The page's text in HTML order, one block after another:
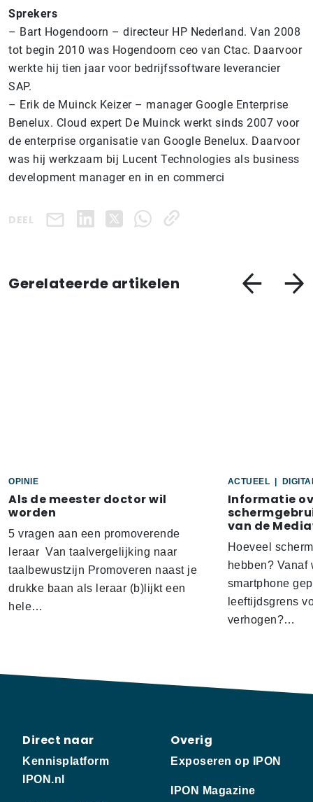
Sprekers
– Bart Hogendoorn – directeur HP Nederland. Van 2008
tot begin 2010 was Hogendoorn ceo van Ctac. Daarvoor
werkte hij tien jaar voor bedrijfssoftware leverancier
SAP.
– Erik de Muinck Keizer – manager Google Enterprise
Benelux. Cloud expert De Muinck werkt sinds 2007 voor
de enterprise organisatie van Google Benelux. Daarvoor
was hij werkzaam bij Lucent Technologies als business
development manager en in en commerci
DEEL
Gerelateerde artikelen
OPINIE
Als de meester doctor wil
worden
5 vragen aan een promoverende
leraar Van taalvergelijking naar
taalbewustzijn Promoveren naast je
drukke baan als leraar (b)lijkt een
hele…
ACTUEEL
Informatie
van de
Hoeveel
hebben?
smartphone
leeftijdsgrens
verhogen?…
Direct naar
Kennisplatform
IPON.nl
Overig
Exposeren op IPON
IPON Magazine